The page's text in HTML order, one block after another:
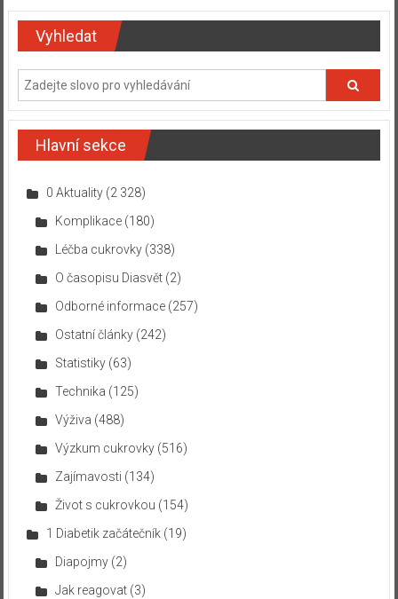
Vyhledat
Hlavní sekce
0 Aktuality(2 328)
Komplikace(180)
Léčba cukrovky(338)
O časopisu Diasvět(2)
Odborné informace(257)
Ostatní články(242)
Statistiky(63)
Technika (125)
Výživa (488)
Výzkum cukrovky(516)
Zajímavosti (134)
Život s cukrovkou (154)
1 Diabetik začátečník(19)
Diapojmy(2)
Jak reagovat(3)